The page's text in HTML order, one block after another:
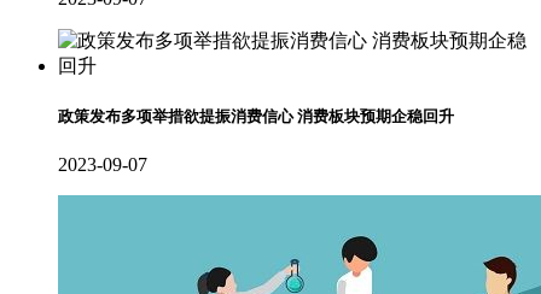
政策发布多项举措欲提振消费信心 消费板块预期企稳回升
2023-09-07